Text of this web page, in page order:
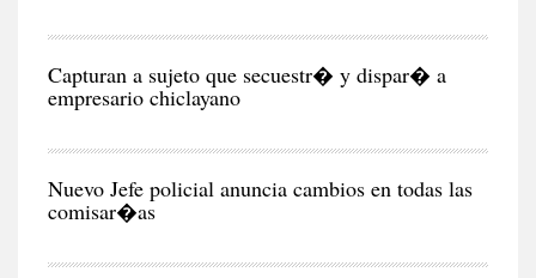
Capturan a sujeto que secuestr� y dispar� a
empresario chiclayano
Nuevo Jefe policial anuncia cambios en todas las
comisar�as